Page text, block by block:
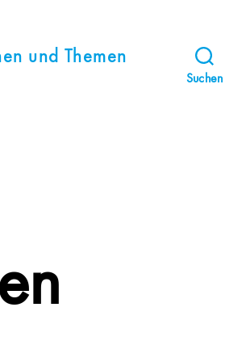
und Themen
Suchen